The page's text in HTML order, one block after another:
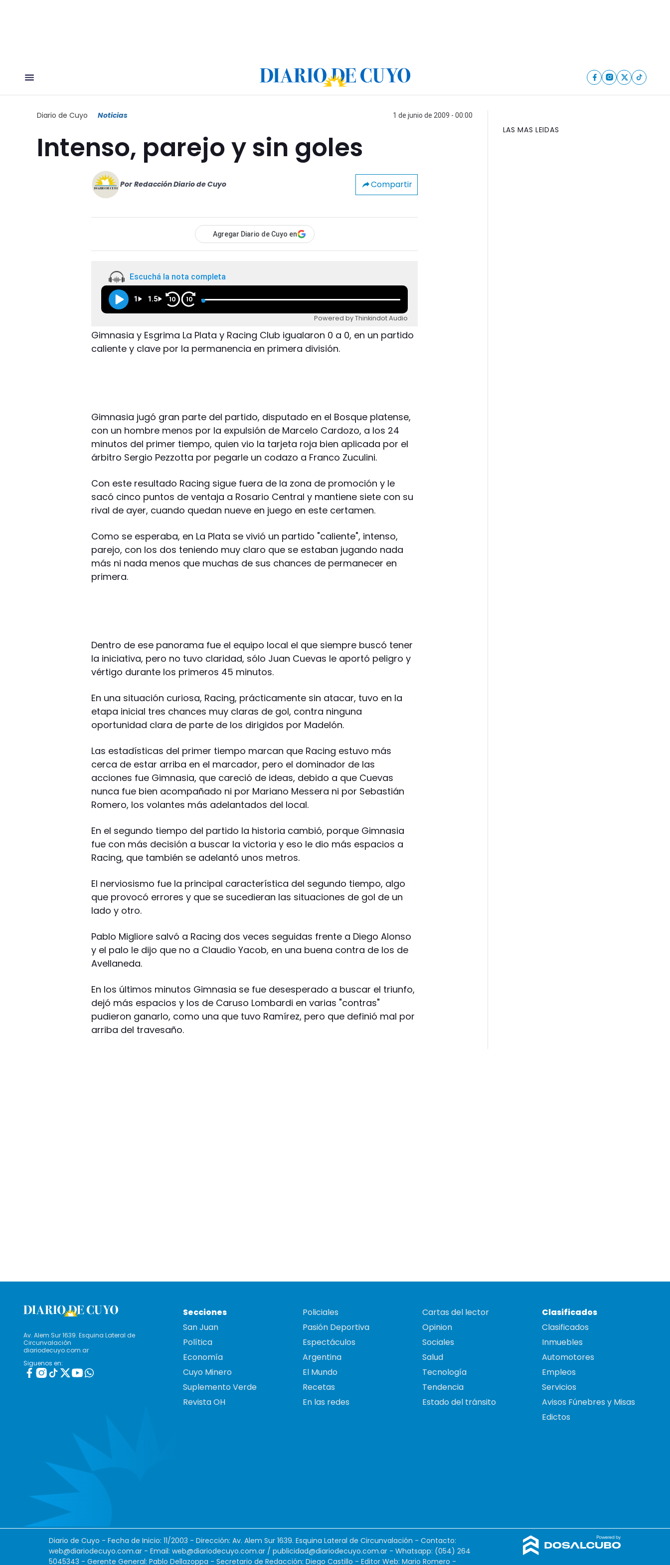
Diario de Cuyo Noticias 1 de junio de 2009 - 00:00
Intenso, parejo y sin goles
Por Redacción Diario de Cuyo Compartir
Agregar Diario de Cuyo en
Escuchá la nota completa
1 1.5 10 10
Powered by Thinkindot Audio
Gimnasia y Esgrima La Plata y Racing Club igualaron 0 a 0, en un partido
caliente y clave por la permanencia en primera división.
Gimnasia jugó gran parte del partido, disputado en el Bosque platense,
con un hombre menos por la expulsión de Marcelo Cardozo, a los 24
minutos del primer tiempo, quien vio la tarjeta roja bien aplicada por el
árbitro Sergio Pezzotta por pegarle un codazo a Franco Zuculini.
Con este resultado Racing sigue fuera de la zona de promoción y le
sacó cinco puntos de ventaja a Rosario Central y mantiene siete con su
rival de ayer, cuando quedan nueve en juego en este certamen.
Como se esperaba, en La Plata se vivió un partido "caliente", intenso,
parejo, con los dos teniendo muy claro que se estaban jugando nada
más ni nada menos que muchas de sus chances de permanecer en
primera.
Dentro de ese panorama fue el equipo local el que siempre buscó tener
la iniciativa, pero no tuvo claridad, sólo Juan Cuevas le aportó peligro y
vértigo durante los primeros 45 minutos.
En una situación curiosa, Racing, prácticamente sin atacar, tuvo en la
etapa inicial tres chances muy claras de gol, contra ninguna
oportunidad clara de parte de los dirigidos por Madelón.
Las estadísticas del primer tiempo marcan que Racing estuvo más
cerca de estar arriba en el marcador, pero el dominador de las
acciones fue Gimnasia, que careció de ideas, debido a que Cuevas
nunca fue bien acompañado ni por Mariano Messera ni por Sebastián
Romero, los volantes más adelantados del local.
En el segundo tiempo del partido la historia cambió, porque Gimnasia
fue con más decisión a buscar la victoria y eso le dio más espacios a
Racing, que también se adelantó unos metros.
El nerviosismo fue la principal característica del segundo tiempo, algo
que provocó errores y que se sucedieran las situaciones de gol de un
lado y otro.
Pablo Migliore salvó a Racing dos veces seguidas frente a Diego Alonso
y el palo le dijo que no a Claudio Yacob, en una buena contra de los de
Avellaneda.
En los últimos minutos Gimnasia se fue desesperado a buscar el triunfo,
dejó más espacios y los de Caruso Lombardi en varias "contras"
pudieron ganarlo, como una que tuvo Ramírez, pero que definió mal por
arriba del travesaño.
LAS MAS LEIDAS
Av. Alem Sur 1639. Esquina Lateral de
Circunvalación
diariodecuyo.com.ar
Siguenos en:
Secciones
San Juan
Política
Economía
Cuyo Minero
Suplemento Verde
Revista OH
Policiales
Pasión Deportiva
Espectáculos
Argentina
El Mundo
Recetas
En las redes
Cartas del lector
Opinion
Sociales
Salud
Tecnología
Tendencia
Estado del tránsito
Clasificados
Clasificados
Inmuebles
Automotores
Empleos
Servicios
Avisos Fúnebres y Misas
Edictos
Diario de Cuyo - Fecha de Inicio: 11/2003 - Dirección: Av. Alem Sur 1639. Esquina Lateral de Circunvalación - Contacto:
web@diariodecuyo.com.ar - Email: web@diariodecuyo.com.ar / publicidad@diariodecuyo.com.ar - Whatsapp: (054) 264
5045343 - Gerente General: Pablo Dellazoppa - Secretario de Redacción: Diego Castillo - Editor Web: Mario Romero -